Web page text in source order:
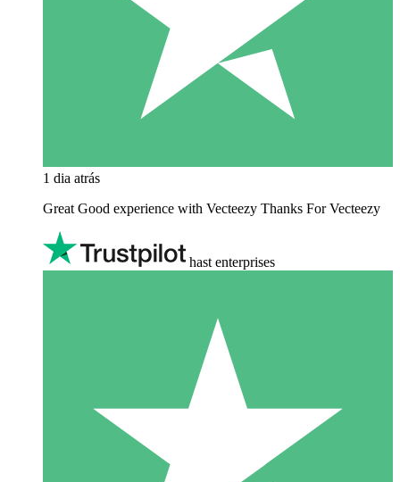
1 dia atrás
Great Good experience with Vecteezy Thanks For Vecteezy
hast enterprises